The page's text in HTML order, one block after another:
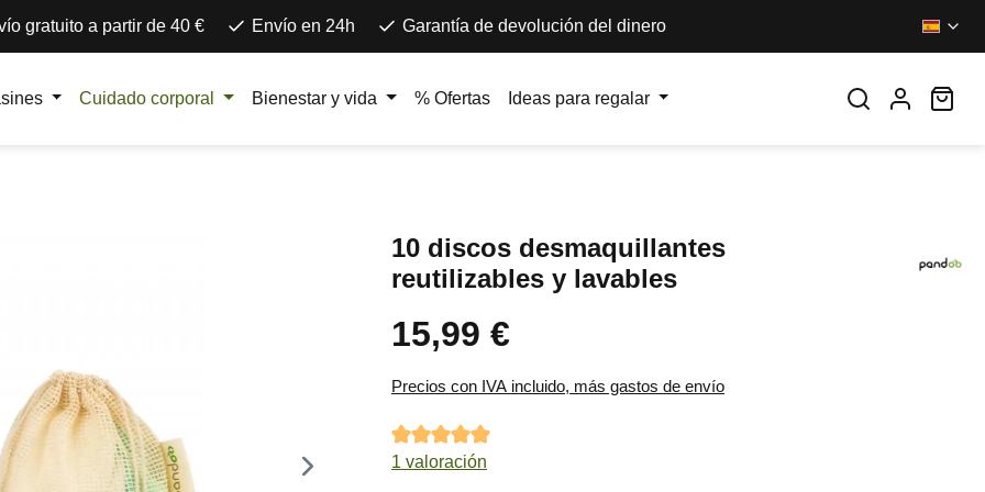
gratuito a partir de 40 € Envío en 24h Garantía de devolución del dinero
Cuidado corporal Bienestar y vida % Ofertas Ideas para regalar
10 discos desmaquillantes
reutilizables y lavables
Precio normal:
15,99 €
Precios con IVA incluido, más gastos de envío
Calificación promedio de 5 de 5 estrellas
1 valoración